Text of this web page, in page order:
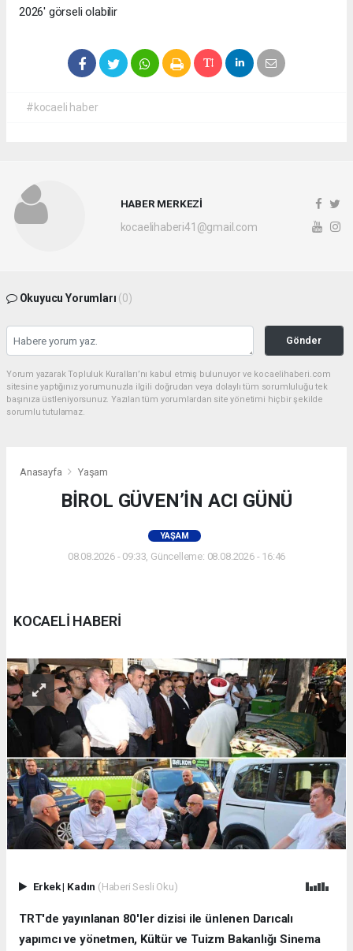
#kocaeli haber
HABER MERKEZİ
kocaelihaberi41@gmail.com
Okuyucu Yorumları (0)
Gönder
Yorum yazarak Topluluk Kuralları’nı kabul etmiş bulunuyor ve kocaelihaberi.com
sitesine yaptığınız yorumunuzla ilgili doğrudan veya dolaylı tüm sorumluluğu tek
başınıza üstleniyorsunuz. Yazılan tüm yorumlardan site yönetimi hiçbir şekilde
sorumlu tutulamaz.
Anasayfa Yaşam
BİROL GÜVEN’İN ACI GÜNÜ
YAŞAM
08.08.2026 - 09:33, Güncelleme: 08.08.2026 - 16:46
KOCAELİ HABERİ
Erkek| Kadın (Haberi Sesli Oku)
TRT'de yayınlanan 80'ler dizisi ile ünlenen Darıcalı
yapımcı ve yönetmen, Kültür ve Tuizm Bakanlığı Sinema